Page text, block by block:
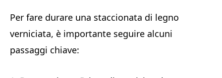
Per fare durare una staccionata di legno
verniciata, è importante seguire alcuni
passaggi chiave: